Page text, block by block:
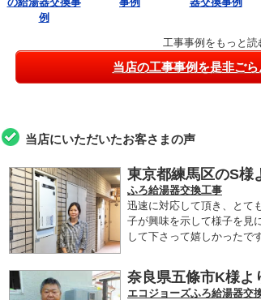
例
工事事例をもっと読
当店の工事事例を是非ご
当店にいただいたお客さまの声
東京都練馬区のS様
ふろ給湯器交換工事
迅速に対応して頂き、とて
子が興味を示して様子を見
して下さって嬉しかったで
奈良県五條市K様よ
エコジョーズふろ給湯器交